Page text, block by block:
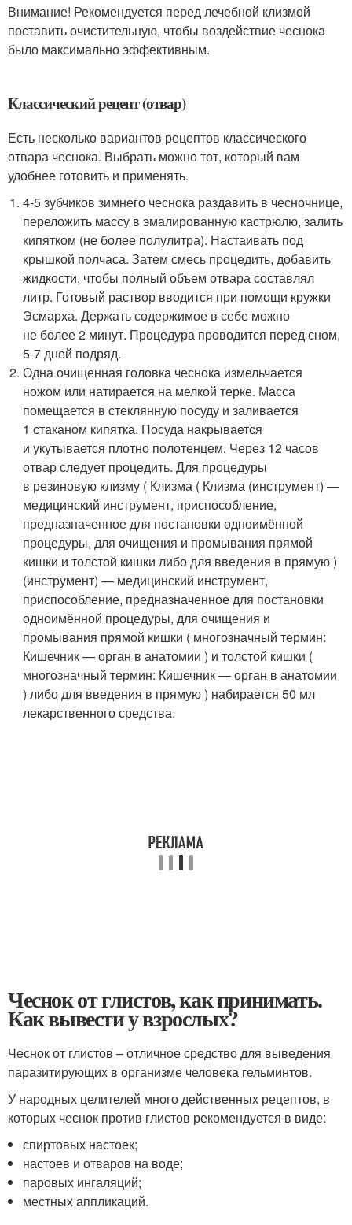
Внимание! Рекомендуется перед лечебной клизмой
поставить очистительную, чтобы воздействие чеснока
было максимально эффективным.
Классический рецепт (отвар)
Есть несколько вариантов рецептов классического
отвара чеснока. Выбрать можно тот, который вам
удобнее готовить и применять.
4-5 зубчиков зимнего чеснока раздавить в чесночнице,
переложить массу в эмалированную кастрюлю, залить
кипятком (не более полулитра). Настаивать под
крышкой полчаса. Затем смесь процедить, добавить
жидкости, чтобы полный объем отвара составлял
литр. Готовый раствор вводится при помощи кружки
Эсмарха. Держать содержимое в себе можно
не более 2 минут. Процедура проводится перед сном,
5-7 дней подряд.
Одна очищенная головка чеснока измельчается
ножом или натирается на мелкой терке. Масса
помещается в стеклянную посуду и заливается
1 стаканом кипятка. Посуда накрывается
и укутывается плотно полотенцем. Через 12 часов
отвар следует процедить. Для процедуры
в резиновую клизму ( Клизма ( Клизма (инструмент) —
медицинский инструмент, приспособление,
предназначенное для постановки одноимённой
процедуры, для очищения и промывания прямой
кишки и толстой кишки либо для введения в прямую )
(инструмент) — медицинский инструмент,
приспособление, предназначенное для постановки
одноимённой процедуры, для очищения и
промывания прямой кишки ( многозначный термин:
Кишечник — орган в анатомии ) и толстой кишки (
многозначный термин: Кишечник — орган в анатомии
) либо для введения в прямую ) набирается 50 мл
лекарственного средства.
Чеснок от глистов, как принимать.
Как вывести у взрослых?
Чеснок от глистов – отличное средство для выведения
паразитирующих в организме человека гельминтов.
У народных целителей много действенных рецептов, в
которых чеснок против глистов рекомендуется в виде:
спиртовых настоек;
настоев и отваров на воде;
паровых ингаляций;
местных аппликаций.